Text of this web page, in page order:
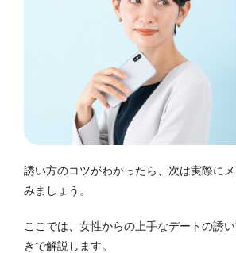
誘い方のコツがわかったら、次は実際に
みましょう。
ここでは、女性からの上手なデートの誘
きで解説します。